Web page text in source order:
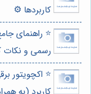
کاربردها ⚙️
رسمی و نکات
⭐️ اکچویتور